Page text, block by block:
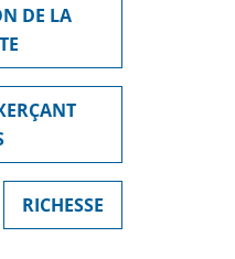
DE LA
RICHESSE